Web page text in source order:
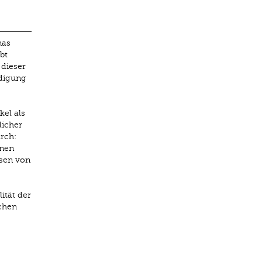
als
von
der